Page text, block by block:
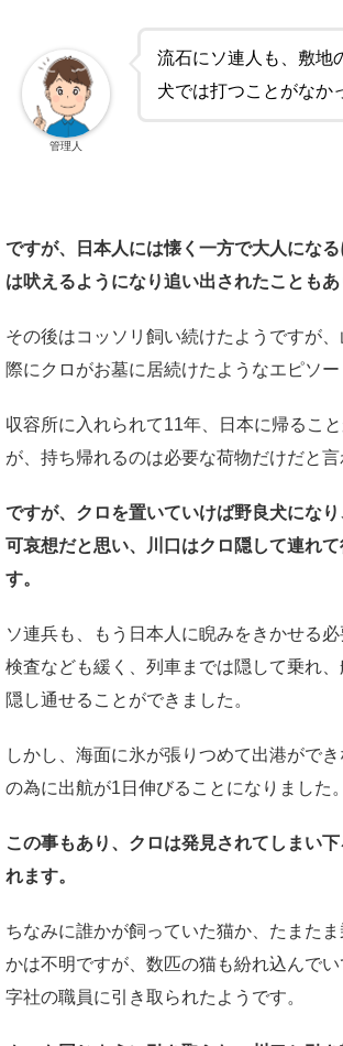
流石にソ連人も、敷地
犬では打つことがなか
管理人
ですが、日本人には懐く一方で大人にな
は吠えるようになり追い出されたこともあ
その後はコッソリ飼い続けたようですが
際にクロがお墓に居続けたようなエピソー
収容所に入れられて11年、日本に帰るこ
が、持ち帰れるのは必要な荷物だけだと言
ですが、クロを置いていけば野良犬にな
可哀想だと思い、川口はクロ隠して連れ
す。
ソ連兵も、もう日本人に睨みをきかせる
検査なども緩く、列車までは隠して乗れ
隠し通せることができました。
しかし、海面に氷が張りつめて出港がで
の為に出航が1日伸びることになりました。
この事もあり、クロは発見されてしまい
れます。
ちなみに誰かが飼っていた猫か、たまた
かは不明ですが、数匹の猫も紛れ込んで
字社の職員に引き取られたようです。